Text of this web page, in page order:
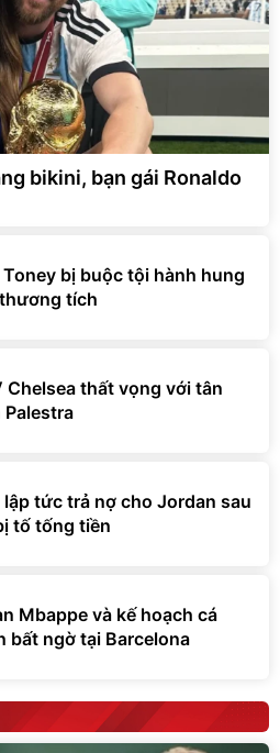
bikini, bạn gái Ronaldo
Toney bị buộc tội hành hung
tích
Chelsea thất vọng với tân
Palestra
lập tức trả nợ cho Jordan sau
tố tống tiền
Mbappe và kế hoạch cá
bất ngờ tại Barcelona